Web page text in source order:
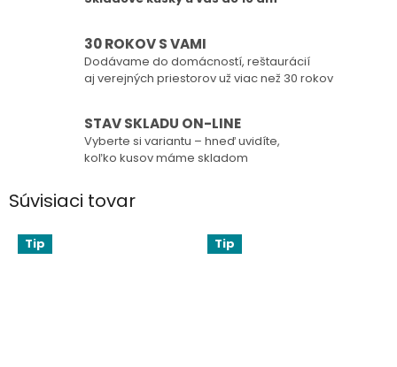
30 ROKOV S VAMI
Dodávame do domácností, reštaurácií
aj verejných priestorov už viac než 30 rokov
STAV SKLADU ON-LINE
Vyberte si variantu – hneď uvidíte,
koľko kusov máme skladom
Súvisiaci tovar
Tip Tip